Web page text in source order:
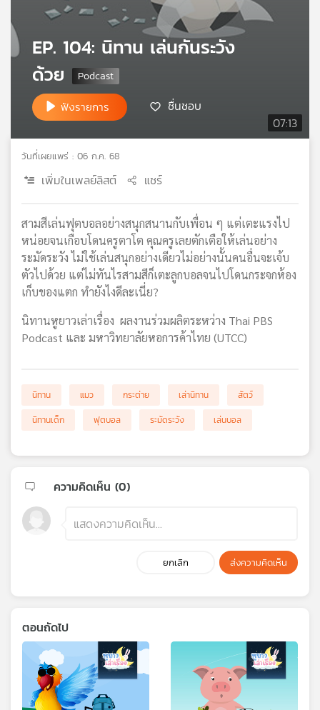
เรา
เครือ
พี
แผนที่
วิทยุ
เครือ
ข่าย
07:13
EP. 104: นิทาน เล่นกันระวัง
ด้วย
ฟังรายการ ชื่นชอบ
วันที่เผยแพร่ : 06 ก.ค. 68
เพิ่มในเพลย์ลิสต์ แชร์
สามสีเล่นฟุตบอลอย่างสนุกสนานกับเพื่อน ๆ แต่เตะแรงไป
หน่อยจนเกือบโดนครูตาโต คุณครูเลยตักเตือให้เล่นอย่าง
ระมัดระวัง ไม่ใช้เล่นสนุกอย่างเดียวไม่อย่างนั้นคนอื่นจะเจ้บ
ตัวไปด้วย แต่ไม่ทันไรสามสีก็เตะลูกบอลจนไปโดนกระจกห้อง
เก็บของแตก ทำยังไงดีละเนี่ย?
นิทานหูยาวเล่าเรื่อง ผลงานร่วมผลิตระหว่าง Thai PBS
Podcast และ มหาวิทยาลัยหอการค้าไทย (UTCC)
นิทาน แมว กระต่าย เล่านิทาน
สัตว์
นิทานเด็ก
ฟุตบอล ระมัดระวัง เล่นบอล
ความคิดเห็น (0)
ยกเลิก ส่งความคิดเห็น
ตอนถัดไป